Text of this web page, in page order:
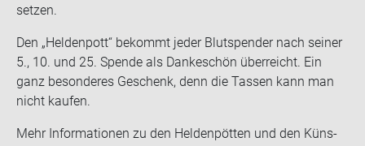
set­zen.
Den „Hel­den­pott“ be­kommt jeder Blut­spen­der nach sei­ner
5., 10. und 25. Spen­de als Dan­ke­schön über­reicht. Ein
ganz be­son­de­res Ge­schenk, denn die Tas­sen kann man
nicht kau­fen.
Mehr In­for­ma­tio­nen zu den Hel­den­pöt­ten und den Küns­